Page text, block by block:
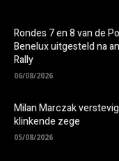
Rondes 7 en 8 van de
Benelux uitgesteld na
Rally
06/08/2026
Milan Marczak
klinkende zege
05/08/2026